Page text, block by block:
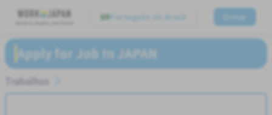
Português do Brasil Entrar
Apply for Job In JAPAN
Trabalhos